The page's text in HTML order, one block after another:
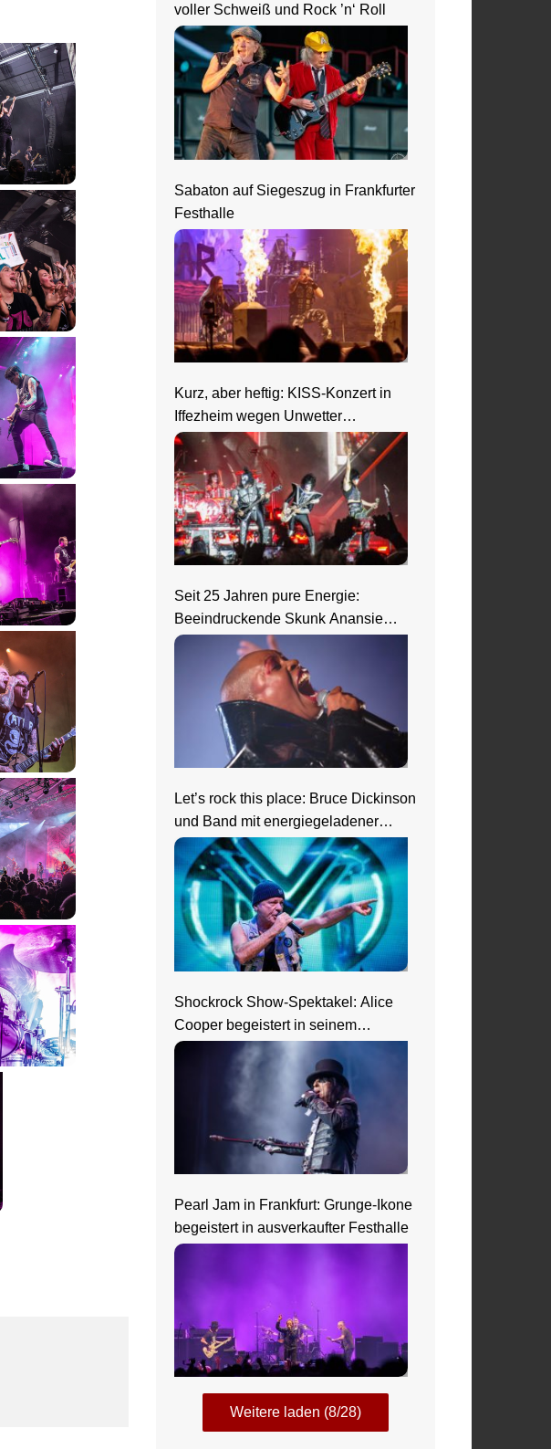
voller Schweiß und Rock ’n‘ Roll
Sabaton auf Siegeszug in Frankfurter
Festhalle
Kurz, aber heftig: KISS-Konzert in
Iffezheim wegen Unwetter
abgebrochen
Seit 25 Jahren pure Energie:
Beeindruckende Skunk Anansie
Show in Wiesbaden
Let’s rock this place: Bruce Dickinson
und Band mit energiegeladener
Show beim Zeltfestival Rhein-Neckar
Shockrock Show-Spektakel: Alice
Cooper begeistert in seinem
Nightmare Castle
Pearl Jam in Frankfurt: Grunge-Ikone
begeistert in ausverkaufter Festhalle
Weitere laden (8/28)